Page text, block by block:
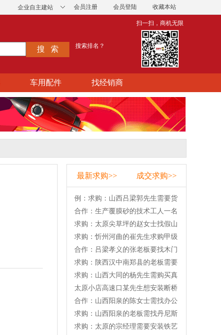
企业自主建站 会员注册 会员登陆 收藏本站
扫一扫，商机无限
搜索排名？
车用配件 找经销商
最新求购>> 成交求购>>
例：求购：山西吕梁郭先生需要货
合作：生产覆膜砂的技术工人一名
求购：太原尖草坪的赵女士找假山
求购：忻州河曲的崔先生求购甲级
合作：吕梁孝义的张老板要找木门
求购：陕西汉中南郑县的老板需要
求购：山西大同的杨先生需购买真
太原小店高速口某先生想安装断桥
合作：山西阳泉的陈女士需找办公
求购：山西阳泉的老板需找丹尼斯
求购：太原的宗经理需要安装铁艺